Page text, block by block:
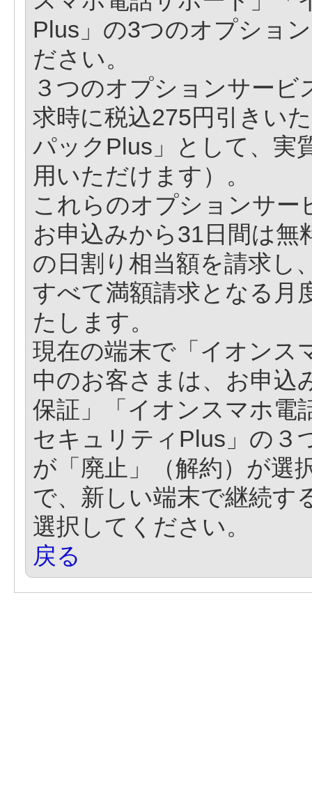
Plus」の3つのオプショ
ださい。
３つのオプションサー
求時に税込275円引きい
パックPlus」として、実
用いただけます）。
これらのオプションサー
お申込みから31日間は無
の日割り相当額を請求し
すべて満額請求となる月
たします。
現在の端末で「イオンス
中のお客さまは、お申込
保証」「イオンスマホ電
セキュリティPlus」の３
が「廃止」（解約）が選
で、新しい端末で継続す
選択してください。
戻る